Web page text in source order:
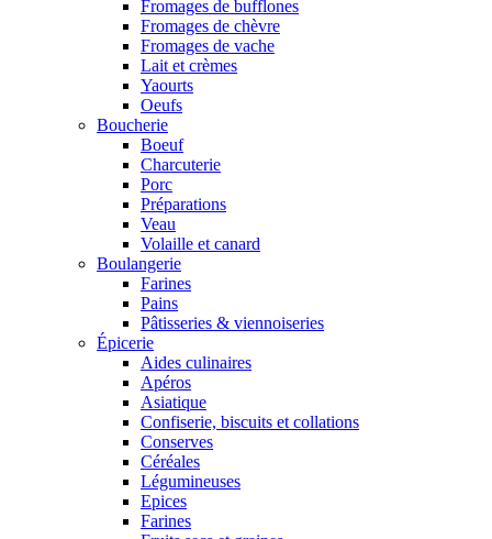
Fromages de bufflones
Fromages de chèvre
Fromages de vache
Lait et crèmes
Yaourts
Oeufs
Boucherie
Boeuf
Charcuterie
Porc
Préparations
Veau
Volaille et canard
Boulangerie
Farines
Pains
Pâtisseries & viennoiseries
Épicerie
Aides culinaires
Apéros
Asiatique
Confiserie, biscuits et collations
Conserves
Céréales
Légumineuses
Epices
Farines